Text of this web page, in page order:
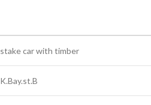
stake car with timber
K.Bay.st.B